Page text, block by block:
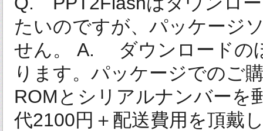
たいのですが、パッケージ
せん。 A. ダウンロードの
ります。パッケージでのご
ROMとシリアルナンバーを
代2100円＋配送費用を頂戴